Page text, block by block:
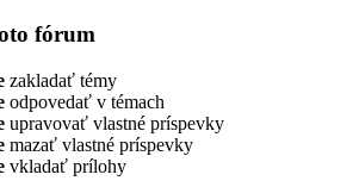
fórum
zakladať témy
odpovedať v témach
upravovať vlastné príspevky
mazať vlastné príspevky
vkladať prílohy